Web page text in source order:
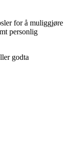
for å muliggjøre
personlig
godta